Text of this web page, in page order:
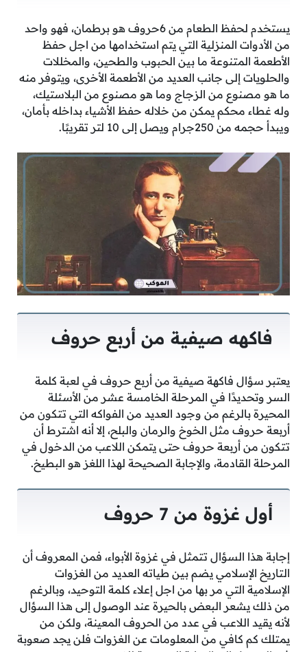
يستخدم لحفظ الطعام من 6حروف هو برطمان، فهو واحد
من الأدوات المنزلية التي يتم استخدامها من اجل حفظ
الأطعمة المتنوعة ما بين الحبوب والطحين، والمخللات
والحلويات إلى جانب العديد من الأطعمة الأخرى، ويتوفر منه
ما هو مصنوع من الزجاج وما هو مصنوع من البلاستيك،
وله غطاء محكم يمكن من خلاله حفظ الأشياء بداخله بأمان،
ويبدأ حجمه من 250جرام ويصل إلى 10 لتر تقريبًا.
فاكهه صيفية من أربع حروف
يعتبر سؤال فاكهة صيفية من أربع حروف في لعبة كلمة
السر وتحديدًا في المرحلة الخامسة عشر من الأسئلة
المحيرة بالرغم من وجود العديد من الفواكه التي تتكون من
أربعة حروف مثل الخوخ والرمان والبلح، إلا أنه اشترط أن
تتكون من أربعة حروف حتى يتمكن اللاعب من الدخول في
المرحلة القادمة، والإجابة الصحيحة لهذا اللغز هو البطيخ.
أول غزوة من 7 حروف
إجابة هذا السؤال تتمثل في غزوة الأبواء، فمن المعروف أن
التاريخ الإسلامي يضم بين طياته العديد من الغزوات
الإسلامية التي مر بها من اجل إعلاء كلمة التوحيد، وبالرغم
من ذلك يشعر البعض بالحيرة عند الوصول إلى هذا السؤال
لأنه يقيد اللاعب في عدد من الحروف المعينة، ولكن من
يمتلك كم كافي من المعلومات عن الغزوات فلن يجد صعوبة